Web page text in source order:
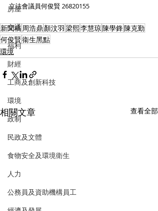
房屋
交通
福利
財經
工商及創新科技
環境
政制
民政及文體
食物安全及環境衛生
人力
公務員及資助機構員工
立法會議員何俊賢 26820155
新聞稿周浩鼎 顏汶羽梁熙李慧琼陳學鋒陳克勤
何俊賢衞生黑點
環境
相關文章 查看全部